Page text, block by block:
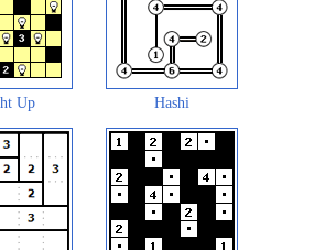
Up Hashi